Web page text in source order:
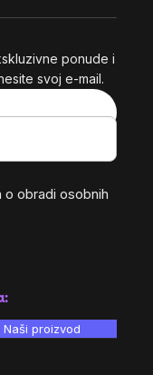
ponude i
svoj e-mail.
o obradi osobnih
Naši proizvodi su